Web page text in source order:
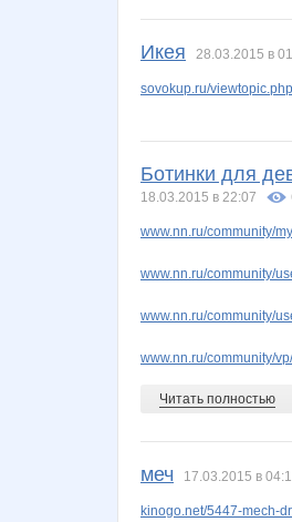
Икея 28.03.2015 в
sovokup.ru/
Ботинки для
18.03.2015 в 22:07
www.nn.ru/community/
www.nn.ru/community/
www.nn.ru/community/
www.nn.ru/community/
Читать полностью
меч 17.03.2015 в
kinogo.net/5447-mech-